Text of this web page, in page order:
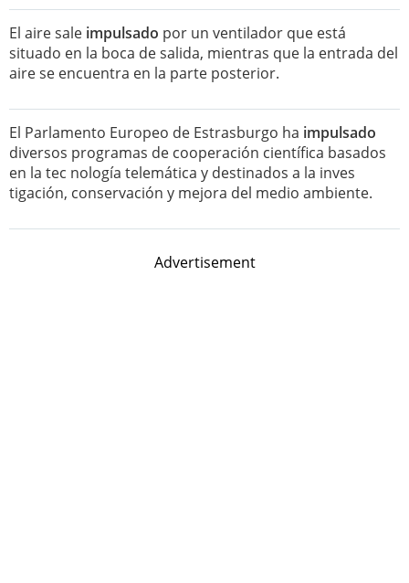
El aire sale impulsado por un ventilador que está
situado en la boca de salida, mientras que la entrada del
aire se encuentra en la parte posterior.
El Parlamento Europeo de Estrasburgo ha impulsado
diversos programas de cooperación científica basados
en la tec nología telemática y destinados a la inves
tigación, conservación y mejora del medio ambiente.
Advertisement